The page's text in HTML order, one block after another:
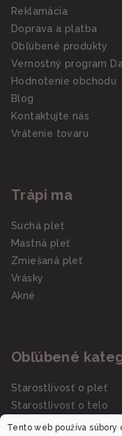
Tento web používa
Reklamácia
Doprava a platba
Obľúbené produkty
Vernostný program
Hodnotenie obchodu
Blog
Kontaktujte nás
Vrátenie tovaru
Trápi ma
Suchá pleť
Mastná pleť
Zmiešaná pleť
Vrásky
Akné
Obľúbené
Starostlivosť o pleť
Starostlivosť o telo
Slnečná starostlivosť